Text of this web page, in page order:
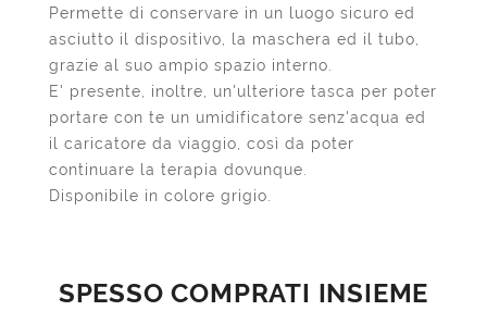
Permette di conservare in un luogo sicuro ed
asciutto il dispositivo, la maschera ed il tubo,
grazie al suo ampio spazio interno.
E' presente, inoltre, un'ulteriore tasca per poter
portare con te un umidificatore senz'acqua ed
il caricatore da viaggio, così da poter
continuare la terapia dovunque.
Disponibile in colore grigio.
SPESSO COMPRATI INSIEME